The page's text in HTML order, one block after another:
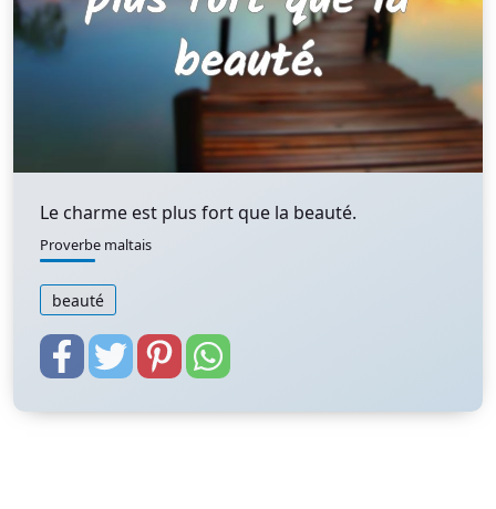
Le charme est plus fort que la beauté.
Proverbe maltais
beauté